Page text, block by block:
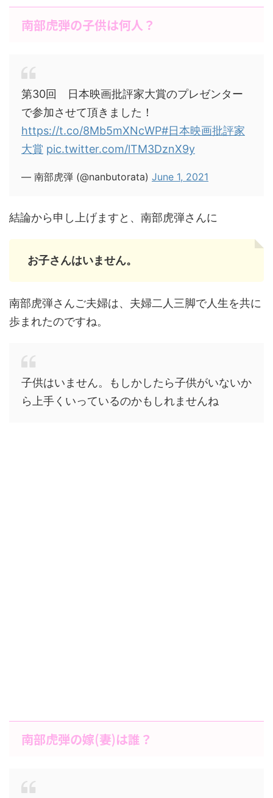
南部虎弾の子供は何人？
第30回 日本映画批評家大賞のプレゼンター
で参加させて頂きました！
https://t.co/8Mb5mXNcWP#日本映画批評家
大賞 pic.twitter.com/lTM3DznX9y
— 南部虎弾 (@nanbutorata) June 1, 2021
結論から申し上げますと、南部虎弾さんに
お子さんはいません。
南部虎弾さんご夫婦は、夫婦二人三脚で人生を共に
歩まれたのですね。
子供はいません。もしかしたら子供がいないか
ら上手くいっているのかもしれませんね
南部虎弾の嫁(妻)は誰？